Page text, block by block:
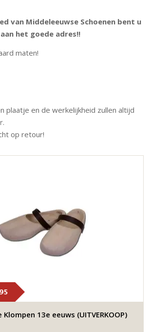
van Middeleeuwse Schoenen bent u
het goede adres!!
maten!
plaatje en de werkelijkheid zullen altijd
op retour!
13e eeuws (UITVERKOOP)